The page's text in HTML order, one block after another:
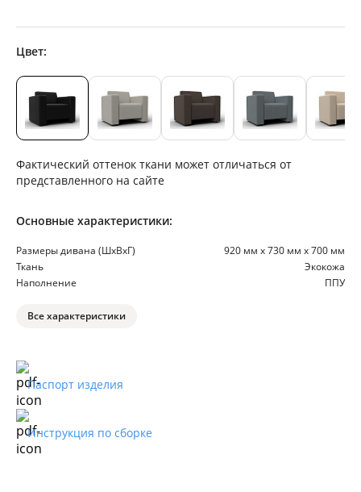
Цвет:
Фактический оттенок ткани может отличаться от
представленного на сайте
Основные характеристики:
Размеры дивана (ШхВхГ)
920 мм х 730 мм х 700 мм
Ткань
Экокожа
Наполнение
ППУ
Все характеристики
Паспорт изделия
Инструкция по сборке